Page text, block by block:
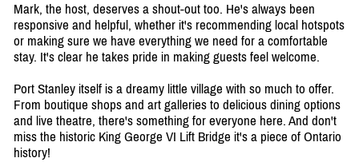
Mark, the host, deserves a shout-out too. He's always been
responsive and helpful, whether it's recommending local hotspots
or making sure we have everything we need for a comfortable
stay. It's clear he takes pride in making guests feel welcome.
Port Stanley itself is a dreamy little village with so much to offer.
From boutique shops and art galleries to delicious dining options
and live theatre, there's something for everyone here. And don't
miss the historic King George VI Lift Bridge it's a piece of Ontario
history!